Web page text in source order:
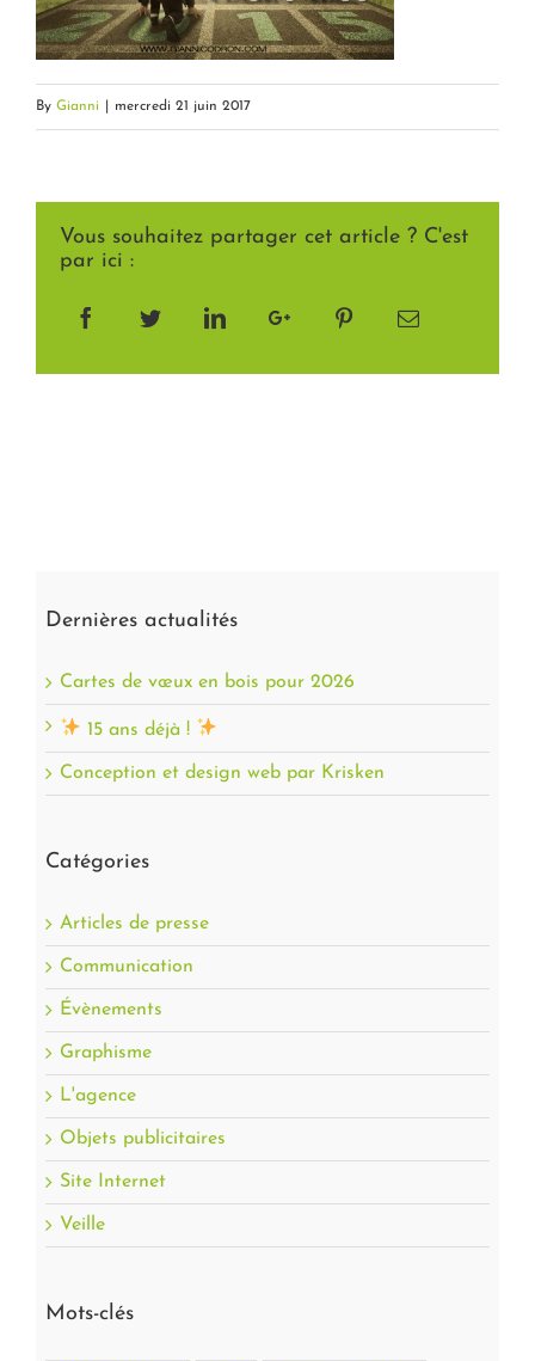
By Gianni mercredi 21 juin 2017
Vous souhaitez partager cet article ? C'est
par ici :
FacebookTwitterLinkedInGoogle+ PinterestEmail
Dernières actualités
Cartes de vœux en bois pour 2026
15 ans déjà !
Conception et design web par Krisken
Catégories
Articles de presse
Communication
Évènements
Graphisme
L'agence
Objets publicitaires
Site Internet
Veille
Mots-clés